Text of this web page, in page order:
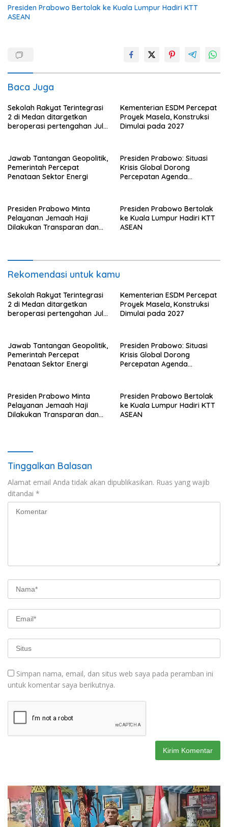
Presiden Prabowo Bertolak ke Kuala Lumpur Hadiri KTT
ASEAN
Baca Juga
Sekolah Rakyat Terintegrasi
2 di Medan ditargetkan
beroperasi pertengahan Juli
Kementerian ESDM Percepat
Proyek Masela, Konstruksi
Dimulai pada 2027
Jawab Tantangan Geopolitik,
Pemerintah Percepat
Penataan Sektor Energi
Presiden Prabowo: Situasi
Krisis Global Dorong
Percepatan Agenda
Presiden Prabowo Minta
Pelayanan Jemaah Haji
Dilakukan Transparan dan
Presiden Prabowo Bertolak
ke Kuala Lumpur Hadiri KTT
ASEAN
Rekomendasi untuk kamu
Sekolah Rakyat Terintegrasi
2 di Medan ditargetkan
beroperasi pertengahan Juli
Kementerian ESDM Percepat
Proyek Masela, Konstruksi
Dimulai pada 2027
Jawab Tantangan Geopolitik,
Pemerintah Percepat
Penataan Sektor Energi
Presiden Prabowo: Situasi
Krisis Global Dorong
Percepatan Agenda
Presiden Prabowo Minta
Pelayanan Jemaah Haji
Dilakukan Transparan dan
Presiden Prabowo Bertolak
ke Kuala Lumpur Hadiri KTT
ASEAN
Tinggalkan Balasan
Alamat email Anda tidak akan dipublikasikan. Ruas yang wajib
ditandai *
Simpan nama, email, dan situs web saya pada peramban ini
untuk komentar saya berikutnya.
Pemutar
Video